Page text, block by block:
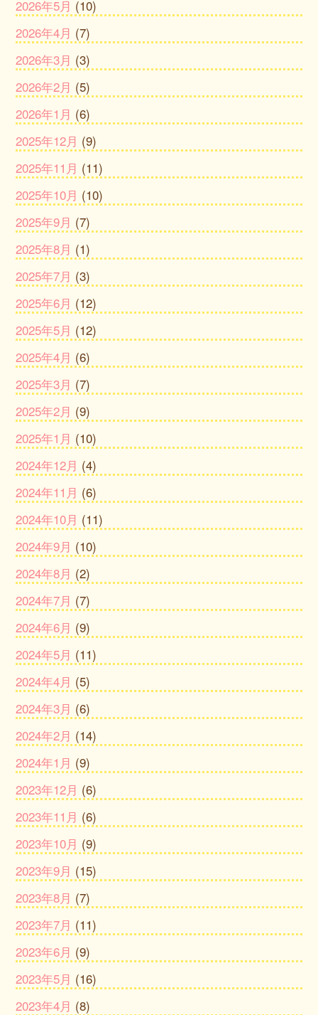
2026年5月 (10)
2026年4月 (7)
2026年3月 (3)
2026年2月 (5)
2026年1月 (6)
2025年12月 (9)
2025年11月 (11)
2025年10月 (10)
2025年9月 (7)
2025年8月 (1)
2025年7月 (3)
2025年6月 (12)
2025年5月 (12)
2025年4月 (6)
2025年3月 (7)
2025年2月 (9)
2025年1月 (10)
2024年12月 (4)
2024年11月 (6)
2024年10月 (11)
2024年9月 (10)
2024年8月 (2)
2024年7月 (7)
2024年6月 (9)
2024年5月 (11)
2024年4月 (5)
2024年3月 (6)
2024年2月 (14)
2024年1月 (9)
2023年12月 (6)
2023年11月 (6)
2023年10月 (9)
2023年9月 (15)
2023年8月 (7)
2023年7月 (11)
2023年6月 (9)
2023年5月 (16)
2023年4月 (8)